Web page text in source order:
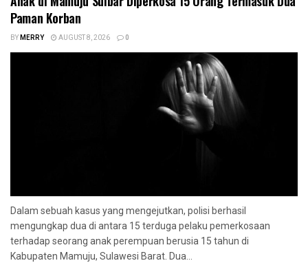
Paman Korban
BYMERRY AUGUST 8, 2026 0
Dalam sebuah kasus yang mengejutkan, polisi berhasil
mengungkap dua di antara 15 terduga pelaku pemerkosaan
terhadap seorang anak perempuan berusia 15 tahun di
Kabupaten Mamuju, Sulawesi Barat. Dua...